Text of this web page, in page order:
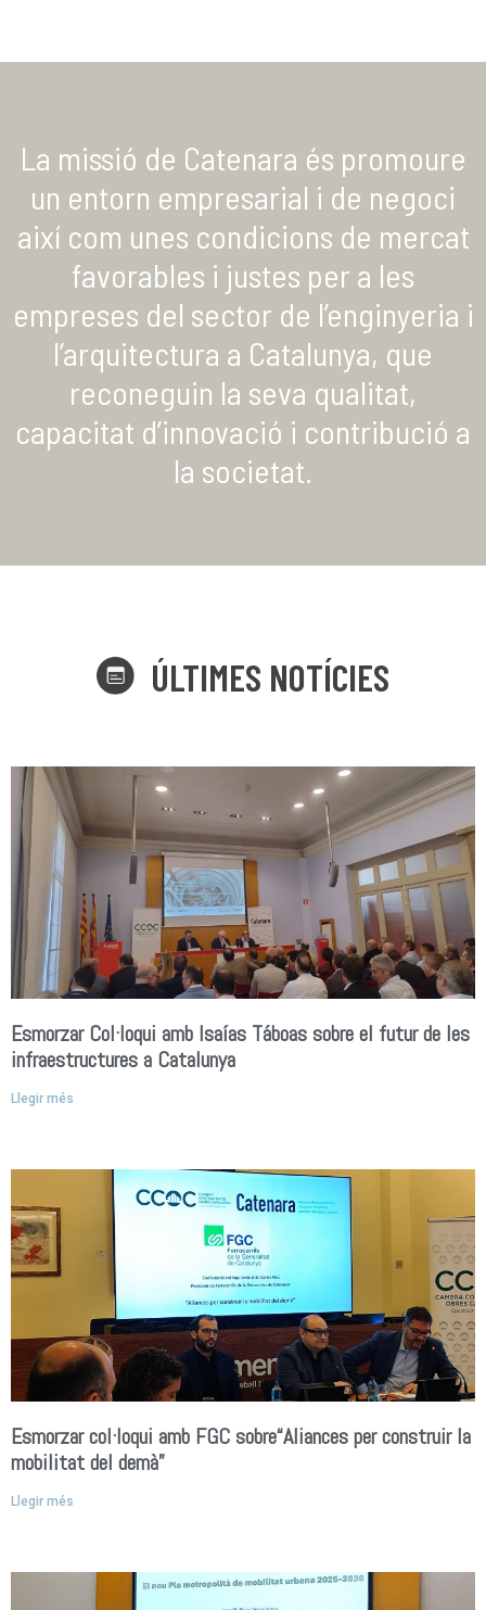
La missió de Catenara és promoure
un entorn empresarial i de negoci
així com unes condicions de mercat
favorables i justes per a les
empreses del sector de l’enginyeria i
l’arquitectura a Catalunya, que
reconeguin la seva qualitat,
capacitat d’innovació i contribució a
la societat.
ÚLTIMES NOTÍCIES
Esmorzar Col·loqui amb Isaías Táboas sobre el futur de les
infraestructures a Catalunya
Llegir més
Esmorzar col·loqui amb FGC sobre“Aliances per construir la
mobilitat del demà”
Llegir més